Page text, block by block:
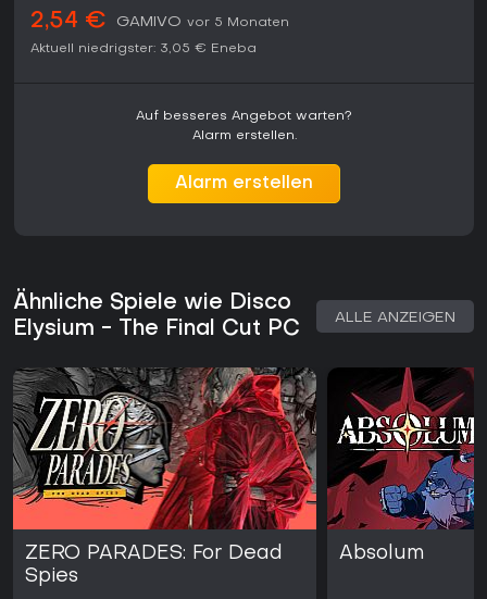
2,54 € GAMIVO vor 5 Monaten
Aktuell niedrigster: 3,05 € Eneba
Auf besseres Angebot warten?
Alarm erstellen.
Alarm erstellen
Ähnliche Spiele wie Disco
Elysium - The Final Cut PC
ALLE ANZEIGEN
ZERO PARADES: For Dead
Spies
Absolum